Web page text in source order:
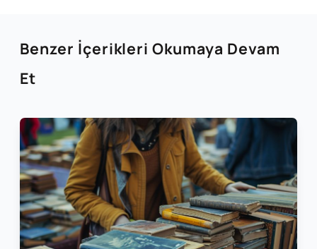
Benzer İçerikleri Okumaya Devam
Et